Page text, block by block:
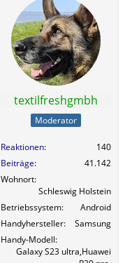
textilfreshgmbh
Moderator
Reaktionen
140
Beiträge
41.142
Wohnort
Schleswig Holstein
Betriebssystem
Android
Handyhersteller
Samsung
Handy-Modell
Galaxy S23 ultra,Huawei